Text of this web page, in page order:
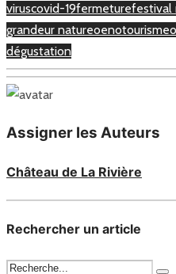
viruscovid-19fermeturefestival
grandeur natureoenotourisme
dégustation
Assigner les Auteurs
Château de La Rivière
Rechercher un article